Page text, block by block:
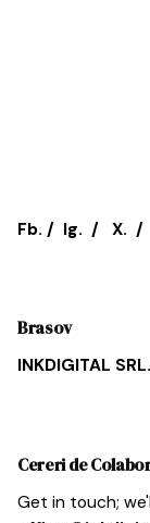
Fb. / Ig. / X. /
Brasov
INKDIGITAL SRL.
Cereri de
Get in touch;